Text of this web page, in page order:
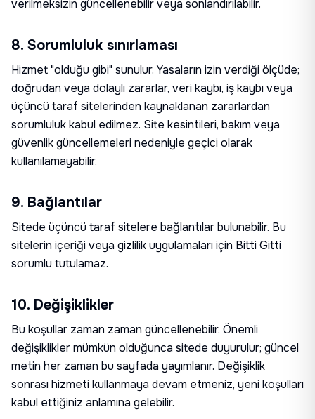
verilmeksizin güncellenebilir veya sonlandırılabilir.
8. Sorumluluk sınırlaması
Hizmet "olduğu gibi" sunulur. Yasaların izin verdiği ölçüde;
doğrudan veya dolaylı zararlar, veri kaybı, iş kaybı veya
üçüncü taraf sitelerinden kaynaklanan zararlardan
sorumluluk kabul edilmez. Site kesintileri, bakım veya
güvenlik güncellemeleri nedeniyle geçici olarak
kullanılamayabilir.
9. Bağlantılar
Sitede üçüncü taraf sitelere bağlantılar bulunabilir. Bu
sitelerin içeriği veya gizlilik uygulamaları için Bitti Gitti
sorumlu tutulamaz.
10. Değişiklikler
Bu koşullar zaman zaman güncellenebilir. Önemli
değişiklikler mümkün olduğunca sitede duyurulur; güncel
metin her zaman bu sayfada yayımlanır. Değişiklik
sonrası hizmeti kullanmaya devam etmeniz, yeni koşulları
kabul ettiğiniz anlamına gelebilir.